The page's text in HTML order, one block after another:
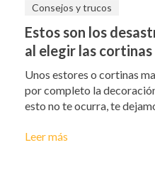
Consejos y trucos
Estos son los
al elegir las cortinas
Unos estores o cortinas
por completo la
esto no te ocurra, te
Leer más